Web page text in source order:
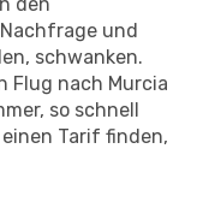
und
schwanken.
Flug nach Murcia
so schnell
Tarif finden,